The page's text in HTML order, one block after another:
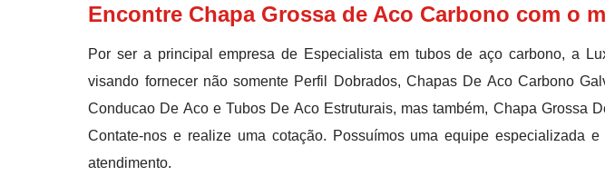
Encontre Chapa Grossa de Aco Carbono com o
Por ser a principal empresa de Especialista em tubos de aço carbono, a
visando fornecer não somente Perfil Dobrados, Chapas De Aco Carbono
Conducao De Aco e Tubos De Aco Estruturais, mas também, Chapa
Contate-nos e realize uma cotação. Possuímos uma equipe especializada
atendimento.